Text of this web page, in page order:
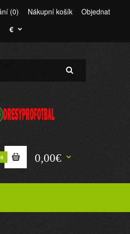
(0) Nákupní košík
Objednat
€
0 0,00€